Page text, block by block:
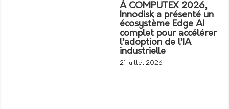
À COMPUTEX 2026,
Innodisk a présenté un
écosystème Edge AI
complet pour accélérer
l’adoption de l’IA
industrielle
21 juillet 2026